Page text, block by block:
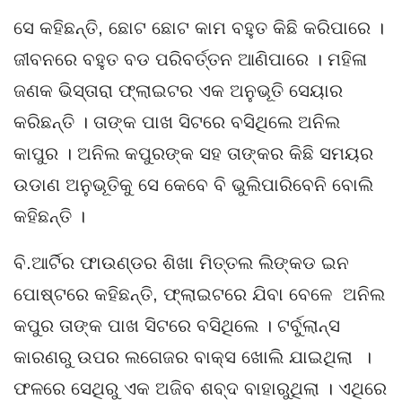
ସେ କହିଛନ୍ତି, ଛୋଟ ଛୋଟ କାମ ବହୁତ କିଛି କରିପାରେ ।
ଜୀବନରେ ବହୁତ ବଡ ପରିବର୍ତ୍ତନ ଆଣିପାରେ । ମହିଳା
ଜଣକ ଭିସ୍ତାରା ଫ୍ଲାଇଟର ଏକ ଅନୁଭୂତି ସେୟାର
କରିଛନ୍ତି । ତାଙ୍କ ପାଖ ସିଟରେ ବସିଥିଲେ ଅନିଲ
କାପୁର । ଅନିଲ କପୁରଙ୍କ ସହ ତାଙ୍କର କିଛି ସମୟର
ଉଡାଣ ଅନୁଭୂତିକୁ ସେ କେବେ ବି ଭୁଲିପାରିବେନି ବୋଲି
କହିଛନ୍ତି ।
ବି.ଆର୍ଟିର ଫାଉଣ୍ଡର ଶିଖା ମିତ୍ତଲ ଲିଙ୍କଡ ଇନ
ପୋଷ୍ଟରେ କହିଛନ୍ତି, ଫ୍ଲାଇଟରେ ଯିବା ବେଳେ ଅନିଲ
କପୁର ତାଙ୍କ ପାଖ ସିଟରେ ବସିଥିଲେ । ଟର୍ବୁଲାନ୍ସ
କାରଣରୁ ଉପର ଲଗେଜର ବାକ୍ସ ଖୋଲି ଯାଇଥିଲା ।
ଫଳରେ ସେଥିରୁ ଏକ ଅଜିବ ଶବ୍ଦ ବାହାରୁଥିଲା । ଏଥିରେ